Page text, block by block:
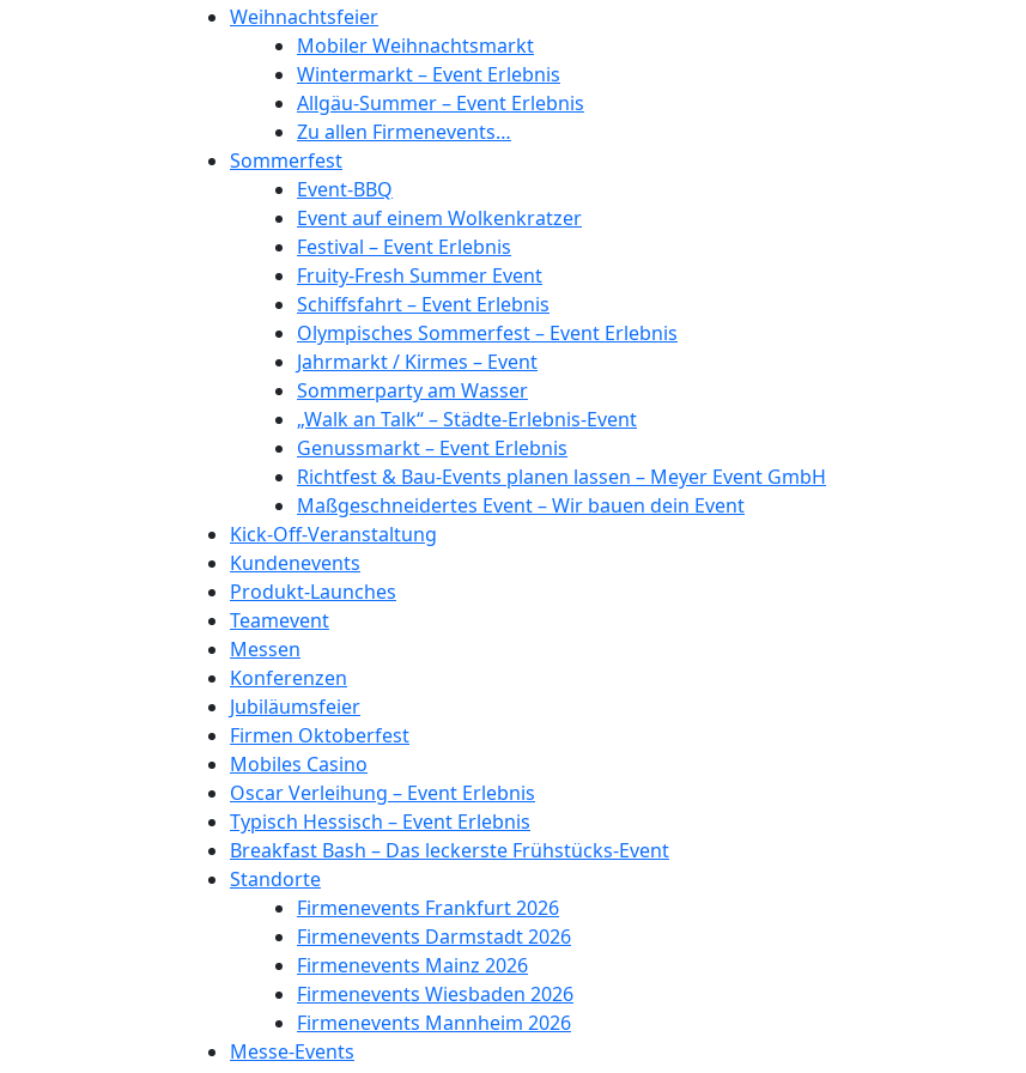
Weihnachtsfeier
Mobiler Weihnachtsmarkt
Wintermarkt – Event Erlebnis
Allgäu-Summer – Event Erlebnis
Zu allen Firmenevents…
Sommerfest
Event-BBQ
Event auf einem Wolkenkratzer
Festival – Event Erlebnis
Fruity-Fresh Summer Event
Schiffsfahrt – Event Erlebnis
Olympisches Sommerfest – Event Erlebnis
Jahrmarkt / Kirmes – Event
Sommerparty am Wasser
„Walk an Talk“ – Städte-Erlebnis-Event
Genussmarkt – Event Erlebnis
Richtfest & Bau-Events planen lassen – Meyer Event GmbH
Maßgeschneidertes Event – Wir bauen dein Event
Kick-Off-Veranstaltung
Kundenevents
Produkt-Launches
Teamevent
Messen
Konferenzen
Jubiläumsfeier
Firmen Oktoberfest
Mobiles Casino
Oscar Verleihung – Event Erlebnis
Typisch Hessisch – Event Erlebnis
Breakfast Bash – Das leckerste Frühstücks-Event
Standorte
Firmenevents Frankfurt 2026
Firmenevents Darmstadt 2026
Firmenevents Mainz 2026
Firmenevents Wiesbaden 2026
Firmenevents Mannheim 2026
Messe-Events